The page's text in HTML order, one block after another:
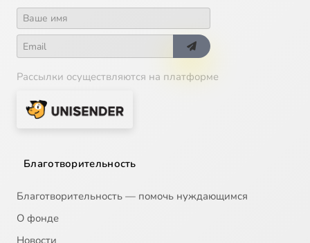
Рассылки осуществляются на платформе
Благотворительность
Благотворительность — помочь нуждающимся
О фонде